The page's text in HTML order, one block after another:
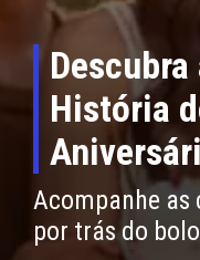
História
Acompanhe as
por trás do